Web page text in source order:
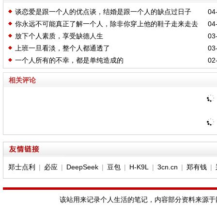
谈恋爱是跟一个人的优点谈，结婚是跟一个人的缺点过日子
你永远不可能真正了解一个人，除非你穿上他的鞋子走来走去
放下个人素质，享受缺德人生
上班一旦看淡，整个人都通透了
一个人所有的不幸，都是单纯造成的
相关评论
郑士点利 | 必应 | DeepSeek| 豆包| H-K9L | 3cn.cn | 郑有钱|
该站用来记录个人生活的笔记，内容部分资料来源